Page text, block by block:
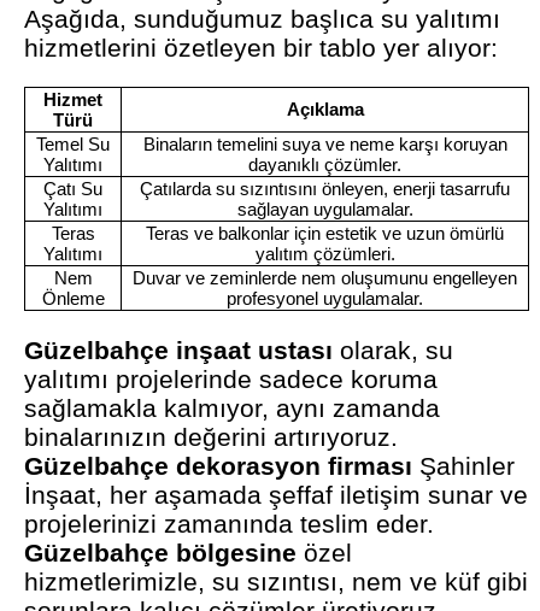
Aşağıda, sunduğumuz başlıca su yalıtımı
hizmetlerini özetleyen bir tablo yer alıyor:
Hizmet
Türü
Açıklama
Temel Su
Yalıtımı
Binaların temelini suya ve neme karşı koruyan
dayanıklı çözümler.
Çatı Su
Yalıtımı
Çatılarda su sızıntısını önleyen, enerji tasarrufu
sağlayan uygulamalar.
Teras
Yalıtımı
Teras ve balkonlar için estetik ve uzun ömürlü
yalıtım çözümleri.
Nem
Önleme
Duvar ve zeminlerde nem oluşumunu engelleyen
profesyonel uygulamalar.
Güzelbahçe inşaat ustası olarak, su
yalıtımı projelerinde sadece koruma
sağlamakla kalmıyor, aynı zamanda
binalarınızın değerini artırıyoruz.
Güzelbahçe dekorasyon firması Şahinler
İnşaat, her aşamada şeffaf iletişim sunar ve
projelerinizi zamanında teslim eder.
Güzelbahçe bölgesine özel
hizmetlerimizle, su sızıntısı, nem ve küf gibi